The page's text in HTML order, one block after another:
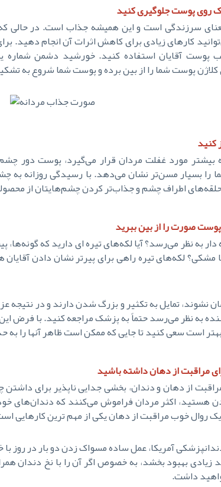
روی پوست جلوگیری کنید
سرزندگی است و این همیشه جذاب است. در حالی
کارهای زیادی برای کاهش اثرات آن انجام دهید.
پوست آقایان استفاده کنید. خورشید دشمن
پوست شما را از بین برده و پوست شما شروع به
کنید
بیشتر مورد غفلت مردان قرار می‌گیرد، پوست دور
را بسیار مسن‌تر نشان می‌دهد. با رسیدگی روزانه
حلقه‌های اطراف چشم و جذاب‌تر کردن چشم‌هایتان از
صورت را از بین ببرید
به نظر می‌رسد؟ آیا لکه‌های تیره ای دارید که گونه‌ها،
لکه‌های تیره راهی برای پیرتر نشان دادن آقایان
نشوند، تمایل به تکثیر و بزرگ شدن دارند و در نتیجه
به نظر می‌رسد حتماً به پزشک مراجعه کنید. با فرض
است سعی کنید تا جایی که ممکن است ظاهر آنها را به
مراقبت از دهان داشته باشید
از دهان و دندان، بخشی جدایی ناپذیر برای داشتن
هستید، اکثر مردان فراموش می‌کنند که دندان‌های
روال خوب مراقبت از دهان یکی از مهم ترین کارهایی
آمریکا، عمل ساده مسواک زدن دو بار در روز
زیادی بهبود بخشد، به خصوص اگر آن را با نخ دندان
داشت.